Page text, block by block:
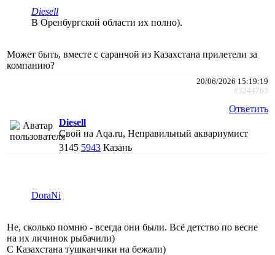
Diesell
В Оренбургской области их полно).
Может быть, вместе с саранчой из Казахстана прилетели за
компанию?
20/06/2026 15:19:19
#3244763
Ответить
Diesell
Свой на Aqa.ru, Неправильный аквариумист
3145 5943 Казань
DoraNi
Не, сколько помню - всегда они были. Всё детство по весне
на их личинок рыбачили)
С Казахстана тушканчики на бежали)